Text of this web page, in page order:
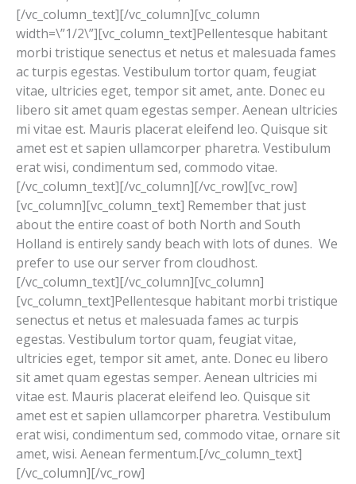
[/vc_column_text][/vc_column][vc_column
width=\”1/2\”][vc_column_text]Pellentesque habitant
morbi tristique senectus et netus et malesuada fames
ac turpis egestas. Vestibulum tortor quam, feugiat
vitae, ultricies eget, tempor sit amet, ante. Donec eu
libero sit amet quam egestas semper. Aenean ultricies
mi vitae est. Mauris placerat eleifend leo. Quisque sit
amet est et sapien ullamcorper pharetra. Vestibulum
erat wisi, condimentum sed, commodo vitae.
[/vc_column_text][/vc_column][/vc_row][vc_row]
[vc_column][vc_column_text] Remember that just
about the entire coast of both North and South
Holland is entirely sandy beach with lots of dunes. We
prefer to use our server from cloudhost.
[/vc_column_text][/vc_column][vc_column]
[vc_column_text]Pellentesque habitant morbi tristique
senectus et netus et malesuada fames ac turpis
egestas. Vestibulum tortor quam, feugiat vitae,
ultricies eget, tempor sit amet, ante. Donec eu libero
sit amet quam egestas semper. Aenean ultricies mi
vitae est. Mauris placerat eleifend leo. Quisque sit
amet est et sapien ullamcorper pharetra. Vestibulum
erat wisi, condimentum sed, commodo vitae, ornare sit
amet, wisi. Aenean fermentum.[/vc_column_text]
[/vc_column][/vc_row]